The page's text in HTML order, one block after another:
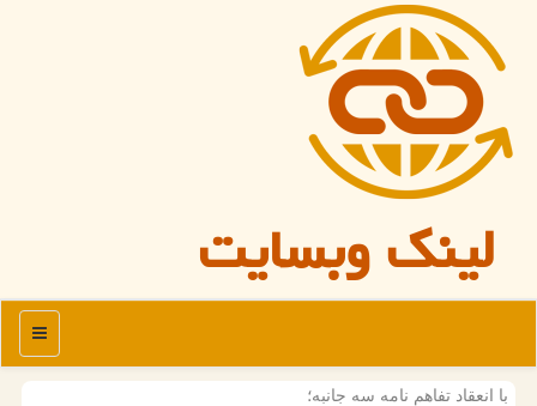
لینک وبسایت
منو
با انعقاد تفاهم نامه سه جانبه؛